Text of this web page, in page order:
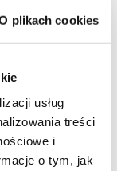
plikach cookies
usług
treści
i
o tym, jak